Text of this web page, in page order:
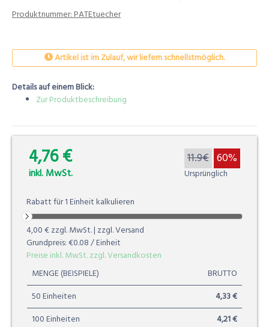
Produktnummer:PATEtuecher
Artikel ist im Zulauf, wir liefern schnellstmöglich.
Details auf einem Blick:
Zur Produktbeschreibung
4,76 €
inkl. MwSt.
11.9€ 60%
Ursprünglich
Rabatt für1Einheitkalkulieren
4,00 €zzgl. MwSt. | zzgl. Versand
Grundpreis:€0.08/ Einheit
Preise inkl. MwSt. zzgl. Versandkosten
MENGE (BEISPIELE)
BRUTTO
50 Einheiten
4,33 €
100 Einheiten
4,21 €